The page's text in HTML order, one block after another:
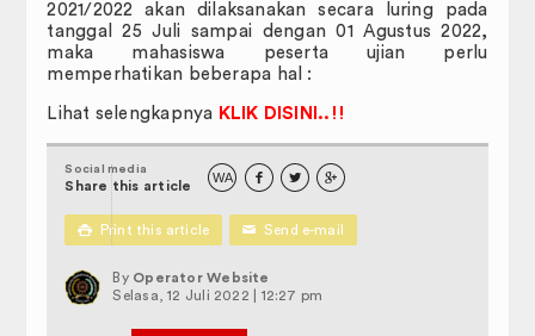
2021/2022 akan dilaksanakan secara luring pada
tanggal 25 Juli sampai dengan 01 Agustus 2022,
maka mahasiswa peserta ujian perlu
memperhatikan beberapa hal :
Lihat selengkapnya KLIK DISINI..!!
Social media
Share this article
WA   
 Print this article ✉ Send e-mail
By Operator Website
Selasa, 12 Juli 2022 | 12:27 pm